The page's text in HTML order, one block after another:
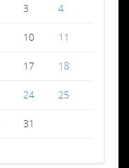
3 4
10 11
17 18
24 25
31